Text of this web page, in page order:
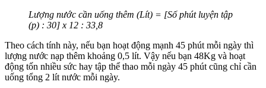
Lượng nước cần uống thêm (Lít) = [Số phút luyện tập
(p) : 30] x 12 : 33,8
Theo cách tính này, nếu bạn hoạt động mạnh 45 phút mỗi ngày thì
lượng nước nạp thêm khoảng 0,5 lít. Vậy nếu bạn 48Kg và hoạt
động tốn nhiều sức hay tập thể thao mỗi ngày 45 phút cũng chỉ cần
uống tổng 2 lít nước mỗi ngày.